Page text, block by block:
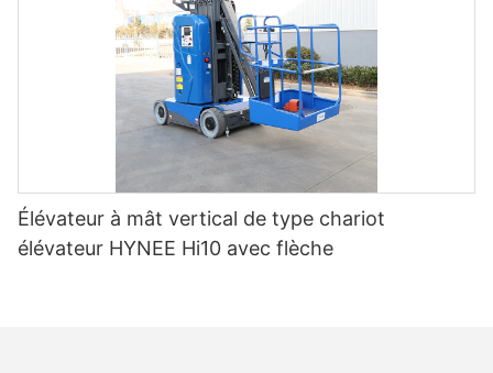
Élévateur à mât vertical de type chariot
élévateur HYNEE Hi10 avec flèche